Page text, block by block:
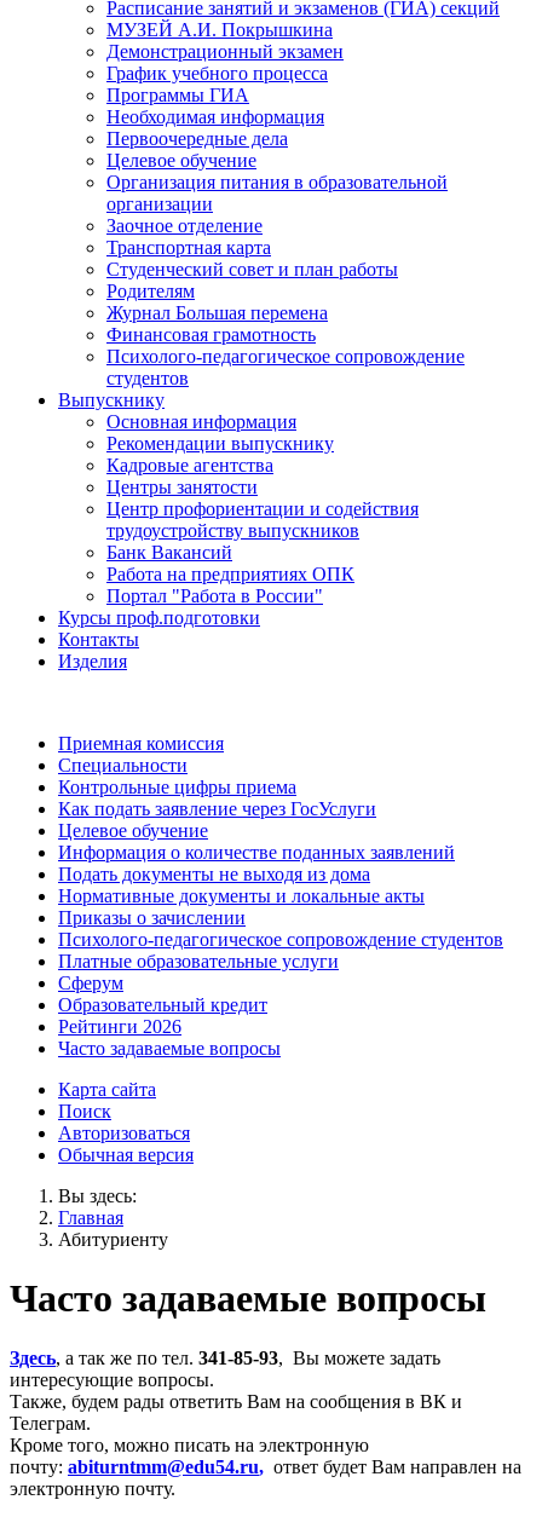
Расписание занятий и экзаменов (ГИА) секций
МУЗЕЙ А.И. Покрышкина
Демонстрационный экзамен
График учебного процесса
Программы ГИА
Необходимая информация
Первоочередные дела
Целевое обучение
Организация питания в образовательной
организации
Заочное отделение
Транспортная карта
Студенческий совет и план работы
Родителям
Журнал Большая перемена
Финансовая грамотность
Психолого-педагогическое сопровождение
студентов
Выпускнику
Основная информация
Рекомендации выпускнику
Кадровые агентства
Центры занятости
Центр профориентации и содействия
трудоустройству выпускников
Банк Вакансий
Работа на предприятиях ОПК
Портал "Работа в России"
Курсы проф.подготовки
Контакты
Изделия
Приемная комиссия
Специальности
Контрольные цифры приема
Как подать заявление через ГосУслуги
Целевое обучение
Информация о количестве поданных заявлений
Подать документы не выходя из дома
Нормативные документы и локальные акты
Приказы о зачислении
Психолого-педагогическое сопровождение студентов
Платные образовательные услуги
Сферум
Образовательный кредит
Рейтинги 2026
Часто задаваемые вопросы
Карта сайта
Поиск
Авторизоваться
Обычная версия
Вы здесь:
Главная
Абитуриенту
Часто задаваемые вопросы
Здесь, а так же по тел. 341-85-93, Вы можете задать
интересующие вопросы.
Также, будем рады ответить Вам на сообщения в ВК и
Телеграм.
Кроме того, можно писать на электронную
почту: abiturntmm@edu54.ru, ответ будет Вам направлен на
электронную почту.